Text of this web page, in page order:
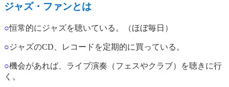
ジャズ・ファンとは
○恒常的にジャズを聴いている。（ほぼ毎日）
○ジャズのCD、レコードを定期的に買っている。
○機会があれば、ライブ演奏（フェスやクラブ）を聴きに行
く。